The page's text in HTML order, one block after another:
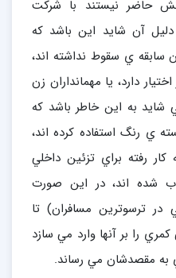
حاضر نيستند با شركت
دليل آن شايد اين باشد كه
سابقه ي سقوط نداشته اند،
دارد، يا مهمانداران زن
شايد به اين خاطر باشد كه
ي رنگ استفاده كرده اند،
رفته براي تزئين داخلي
شده اند، در اين صورت
در ترسوترين مسافران) تا
را بر آنها وارد مي سازد
به مقصدشان مي رساند.